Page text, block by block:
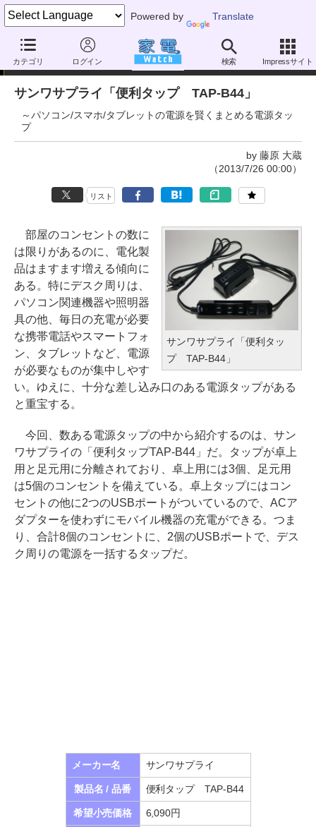
Powered by Translate
カテゴリ ログイン 検索 Impressサイト
家電製品ミニレビュー
サンワサプライ「便利タップ TAP-B44」
～パソコン/スマホ/タブレットの電源を賢くまとめる電源タッ
プ
by 藤原 大蔵
（2013/7/26 00:00）
リスト
サンワサプライ「便利タッ
プ TAP-B44」
部屋のコンセントの数に
は限りがあるのに、電化製
品はますます増える傾向に
ある。特にデスク周りは、
パソコン関連機器や照明器
具の他、毎日の充電が必要
な携帯電話やスマートフォ
ン、タブレットなど、電源
が必要なものが集中しやす
い。ゆえに、十分な差し込み口のある電源タップがある
と重宝する。
今回、数ある電源タップの中から紹介するのは、サン
ワサプライの「便利タップTAP-B44」だ。タップが卓上
用と足元用に分離されており、卓上用には3個、足元用
は5個のコンセントを備えている。卓上タップにはコン
セントの他に2つのUSBポートがついているので、ACア
ダプターを使わずにモバイル機器の充電ができる。つま
り、合計8個のコンセントに、2個のUSBポートで、デス
ク周りの電源を一括するタップだ。
メーカー名 サンワサプライ
製品名 / 品番 便利タップ TAP-B44
希望小売価格 6,090円